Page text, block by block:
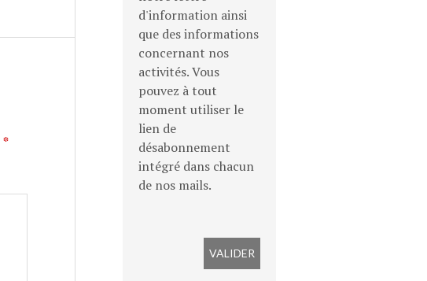
*
d'information ainsi
que des informations
concernant nos
activités. Vous
pouvez à tout
moment utiliser le
lien de
désabonnement
intégré dans chacun
de nos mails.